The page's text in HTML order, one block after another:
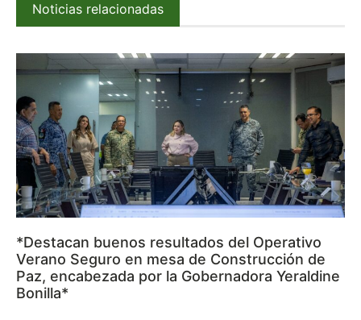
Noticias relacionadas
*Destacan buenos resultados del Operativo
Verano Seguro en mesa de Construcción de
Paz, encabezada por la Gobernadora Yeraldine
Bonilla*